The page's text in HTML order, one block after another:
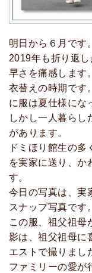
明日から６月です。
2019年も折り返
早さを痛感します。
衣替えの時期です
に服は夏仕様にな
しかし一人暮らし
があります。
ドミほり館生の
を実家に送り、か
す。
今日の写真は、実
スナップ写真です。
この服、祖父祖母
影は、祖父祖母に
エストで撮りまし
ファミリーの愛が